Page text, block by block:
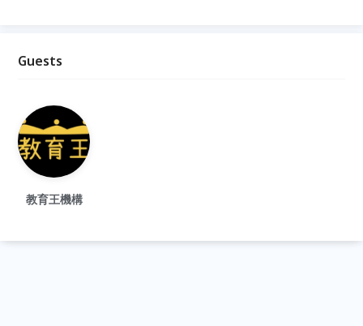
Guests
教育王機構